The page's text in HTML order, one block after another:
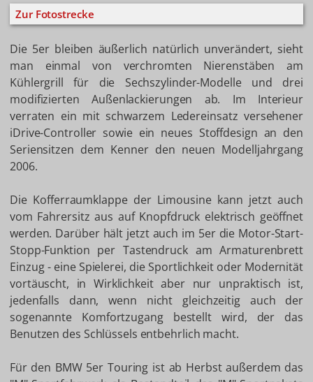
Zur Fotostrecke
Die 5er bleiben äußerlich natürlich unverändert, sieht
man einmal von verchromten Nierenstäben am
Kühlergrill für die Sechszylinder-Modelle und drei
modifizierten Außenlackierungen ab. Im Interieur
verraten ein mit schwarzem Ledereinsatz versehener
iDrive-Controller sowie ein neues Stoffdesign an den
Seriensitzen dem Kenner den neuen Modelljahrgang
2006.
Die Kofferraumklappe der Limousine kann jetzt auch
vom Fahrersitz aus auf Knopfdruck elektrisch geöffnet
werden. Darüber hält jetzt auch im 5er die Motor-Start-
Stopp-Funktion per Tastendruck am Armaturenbrett
Einzug - eine Spielerei, die Sportlichkeit oder Modernität
vortäuscht, in Wirklichkeit aber nur unpraktisch ist,
jedenfalls dann, wenn nicht gleichzeitig auch der
sogenannte Komfortzugang bestellt wird, der das
Benutzen des Schlüssels entbehrlich macht.
Für den BMW 5er Touring ist ab Herbst außerdem das